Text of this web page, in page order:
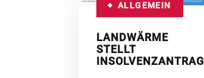
ALLGEMEIN
LANDWÄRME
STELLT
INSOLVENZANTRAG